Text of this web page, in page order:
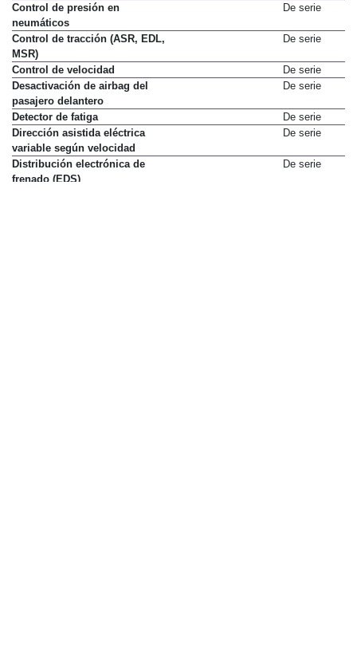
Control de presión en
neumáticos
De serie
Control de tracción (ASR, EDL,
MSR)
De serie
Control de velocidad
De serie
Desactivación de airbag del
pasajero delantero
De serie
Detector de fatiga
De serie
Dirección asistida eléctrica
variable según velocidad
De serie
Distribución electrónica de
frenado (EDS)
De serie